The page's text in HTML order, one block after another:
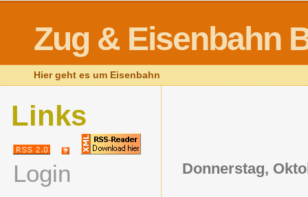
Zug & Eisenbahn
Hier geht es um Eisenbahn
Donnerstag,
Links
Login